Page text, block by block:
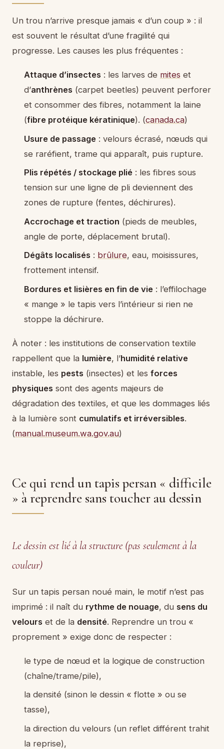
Un trou n’arrive presque jamais « d’un coup » : il
est souvent le résultat d’une fragilité qui
progresse. Les causes les plus fréquentes :
Attaque d’insectes : les larves de mites et
d’anthrènes (carpet beetles) peuvent perforer
et consommer des fibres, notamment la laine
(fibre protéique kératinique). (canada.ca)
Usure de passage: velours écrasé, nœuds qui
se raréfient, trame qui apparaît, puis rupture.
Plis répétés / stockage plié: les fibres sous
tension sur une ligne de pli deviennent des
zones de rupture (fentes, déchirures).
Accrochage et traction (pieds de meubles,
angle de porte, déplacement brutal).
Dégâts localisés : brûlure, eau, moisissures,
frottement intensif.
Bordures et lisières en fin de vie: l’effilochage
« mange » le tapis vers l’intérieur si rien ne
stoppe la déchirure.
À noter : les institutions de conservation textile
rappellent que la lumière, l’humidité relative
instable, les pests (insectes) et les forces
physiques sont des agents majeurs de
dégradation des textiles, et que les dommages liés
à la lumière sont cumulatifs et irréversibles.
(manual.museum.wa.gov.au)
Ce qui rend un tapis persan « difficile
» à reprendre sans toucher au dessin
Le dessin est lié à la structure (pas seulement à la
couleur)
Sur un tapis persan noué main, le motif n’est pas
imprimé : il naît du rythme de nouage, du sens du
velours et de la densité. Reprendre un trou «
proprement » exige donc de respecter :
le type de nœud et la logique de construction
(chaîne/trame/pile),
la densité (sinon le dessin « flotte » ou se
tasse),
la direction du velours (un reflet différent trahit
la reprise),